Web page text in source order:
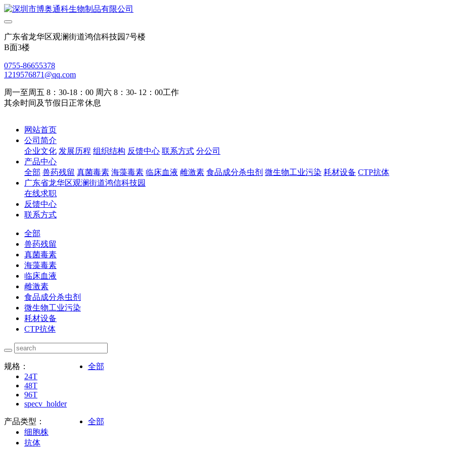
广东省龙华区观澜街道鸿信科技园7号楼
B面3楼
0755-86655378
1219576871@qq.com
周一至周五 8：30-18：00 周六 8：30- 12：00工作
其余时间及节假日正常休息
网站首页
公司简介
企业文化 发展历程 组织结构 反馈中心 联系方式 分公司
产品中心
全部 兽药残留 真菌毒素 海藻毒素 临床血液 雌激素 食品成分杀虫剂 微生物工业污染 耗材设备 CTP抗体
广东省龙华区观澜街道鸿信科技园
在线求职
反馈中心
联系方式
全部
兽药残留
真菌毒素
海藻毒素
临床血液
雌激素
食品成分杀虫剂
微生物工业污染
耗材设备
CTP抗体
规格：
全部
24T
48T
96T
specv_holder
产品类型：
全部
细胞株
抗体